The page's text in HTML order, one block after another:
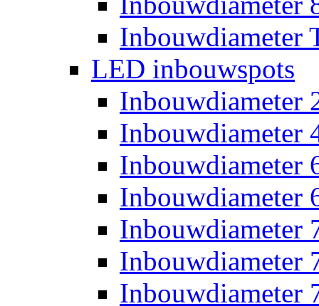
Inbouwdiameter
LED inbouwspots
Inbouwdiameter
Inbouwdiameter
Inbouwdiameter
Inbouwdiameter
Inbouwdiameter
Inbouwdiameter
Inbouwdiameter